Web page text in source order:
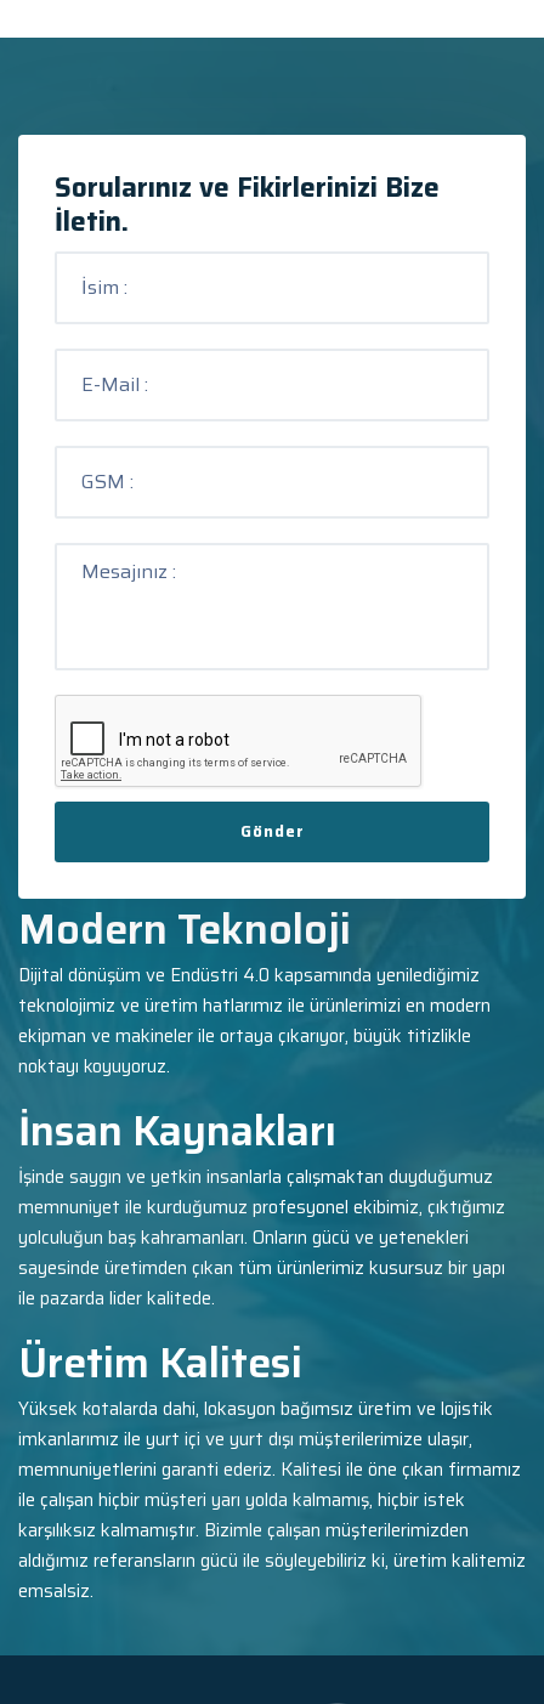
Sorularınız ve Fikirlerinizi Bize
İletin.
Gönder
Modern Teknoloji
Dijital dönüşüm ve Endüstri 4.0 kapsamında yenilediğimiz
teknolojimiz ve üretim hatlarımız ile ürünlerimizi en modern
ekipman ve makineler ile ortaya çıkarıyor, büyük titizlikle
noktayı koyuyoruz.
İnsan Kaynakları
İşinde saygın ve yetkin insanlarla çalışmaktan duyduğumuz
memnuniyet ile kurduğumuz profesyonel ekibimiz, çıktığımız
yolculuğun baş kahramanları. Onların gücü ve yetenekleri
sayesinde üretimden çıkan tüm ürünlerimiz kusursuz bir yapı
ile pazarda lider kalitede.
Üretim Kalitesi
Yüksek kotalarda dahi, lokasyon bağımsız üretim ve lojistik
imkanlarımız ile yurt içi ve yurt dışı müşterilerimize ulaşır,
memnuniyetlerini garanti ederiz. Kalitesi ile öne çıkan firmamız
ile çalışan hiçbir müşteri yarı yolda kalmamış, hiçbir istek
karşılıksız kalmamıştır. Bizimle çalışan müşterilerimizden
aldığımız referansların gücü ile söyleyebiliriz ki, üretim kalitemiz
emsalsiz.